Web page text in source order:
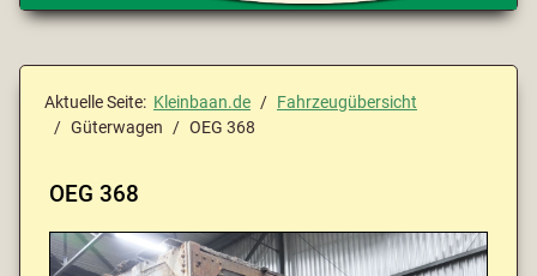
Aktuelle Seite: Kleinbaan.de
Fahrzeugübersicht
Güterwagen
OEG 368
OEG 368